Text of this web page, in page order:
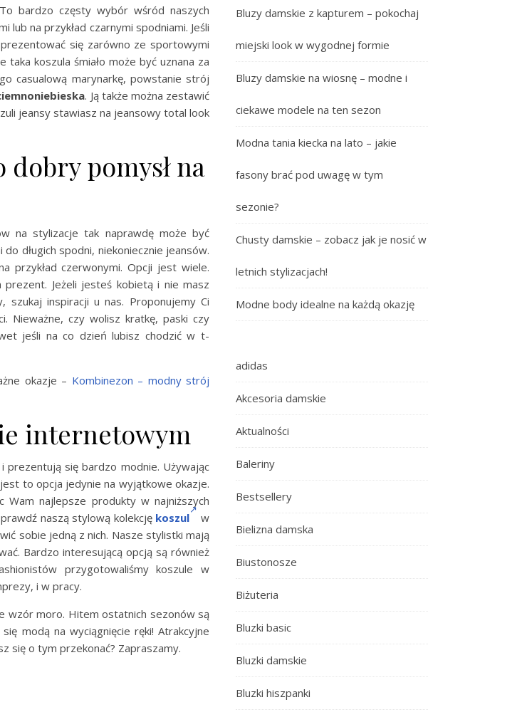
bardzo częsty wybór wśród naszych
lub na przykład czarnymi spodniami. Jeśli
się zarówno ze sportowymi
koszula śmiało może być uznana za
casualową marynarkę, powstanie strój
. Ją także można zestawić
jeansy stawiasz na jeansowy total look
pomysł na
na stylizacje tak naprawdę może być
długich spodni, niekoniecznie jeansów.
przykład czerwonymi. Opcji jest wiele.
Jeżeli jesteś kobietą i nie masz
inspiracji u nas. Proponujemy Ci
Nieważne, czy wolisz kratkę, paski czy
jeśli na co dzień lubisz chodzić w t-
okazje – Kombinezon – modny strój
internetowym
prezentują się bardzo modnie. Używając
to opcja jedynie na wyjątkowe okazje.
Wam najlepsze produkty w najniższych
naszą stylową kolekcję koszul
w
sobie jedną z nich. Nasze stylistki mają
Bardzo interesującą opcją są również
przygotowaliśmy koszule w
i w pracy.
wzór moro. Hitem ostatnich sezonów są
modą na wyciągnięcie ręki! Atrakcyjne
się o tym przekonać? Zapraszamy.
Bluzy damskie z kapturem – pokochaj
miejski look w wygodnej formie
Bluzy damskie na wiosnę – modne i
ciekawe modele na ten sezon
Modna tania kiecka na lato – jakie
fasony brać pod uwagę w tym
sezonie?
Chusty damskie – zobacz jak je nosić w
letnich stylizacjach!
Modne body idealne na każdą okazję
adidas
Akcesoria damskie
Aktualności
Baleriny
Bestsellery
Bielizna damska
Biustonosze
Biżuteria
Bluzki basic
Bluzki damskie
Bluzki hiszpanki